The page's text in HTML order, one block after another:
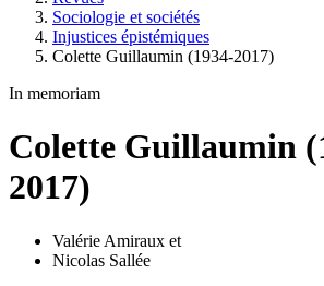
Sociologie et sociétés
Injustices épistémiques
Colette Guillaumin (1934-2017)
In memoriam
Colette Guillaumin
2017)
Valérie Amiraux et
Nicolas Sallée